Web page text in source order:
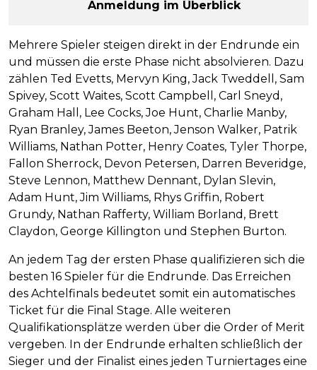
Anmeldung im Überblick
Mehrere Spieler steigen direkt in der Endrunde ein
und müssen die erste Phase nicht absolvieren. Dazu
zählen Ted Evetts, Mervyn King, Jack Tweddell, Sam
Spivey, Scott Waites, Scott Campbell, Carl Sneyd,
Graham Hall, Lee Cocks, Joe Hunt, Charlie Manby,
Ryan Branley, James Beeton, Jenson Walker, Patrik
Williams, Nathan Potter, Henry Coates, Tyler Thorpe,
Fallon Sherrock, Devon Petersen, Darren Beveridge,
Steve Lennon, Matthew Dennant, Dylan Slevin,
Adam Hunt, Jim Williams, Rhys Griffin, Robert
Grundy, Nathan Rafferty, William Borland, Brett
Claydon, George Killington und Stephen Burton.
An jedem Tag der ersten Phase qualifizieren sich die
besten 16 Spieler für die Endrunde. Das Erreichen
des Achtelfinals bedeutet somit ein automatisches
Ticket für die Final Stage. Alle weiteren
Qualifikationsplätze werden über die Order of Merit
vergeben. In der Endrunde erhalten schließlich der
Sieger und der Finalist eines jeden Turniertages eine